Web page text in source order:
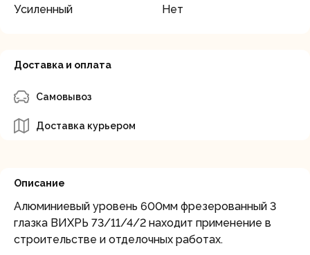
Усиленный
Нет
Доставка и оплата
Самовывоз
Доставка курьером
Описание
Алюминиевый уровень 600мм фрезерованный 3
глазка ВИХРЬ 73/11/4/2 находит применение в
строительстве и отделочных работах.